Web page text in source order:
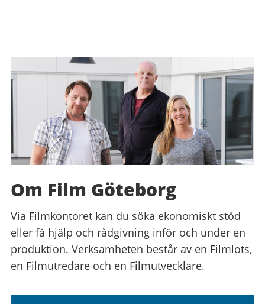
Om Film Göteborg
Via Filmkontoret kan du söka ekonomiskt stöd
eller få hjälp och rådgivning inför och under en
produktion. Verksamheten består av en Filmlots,
en Filmutredare och en Filmutvecklare.